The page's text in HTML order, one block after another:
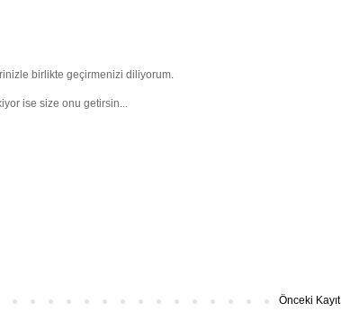
birlikte geçirmenizi diliyorum.
ise size onu getirsin...
Önceki Kayıt